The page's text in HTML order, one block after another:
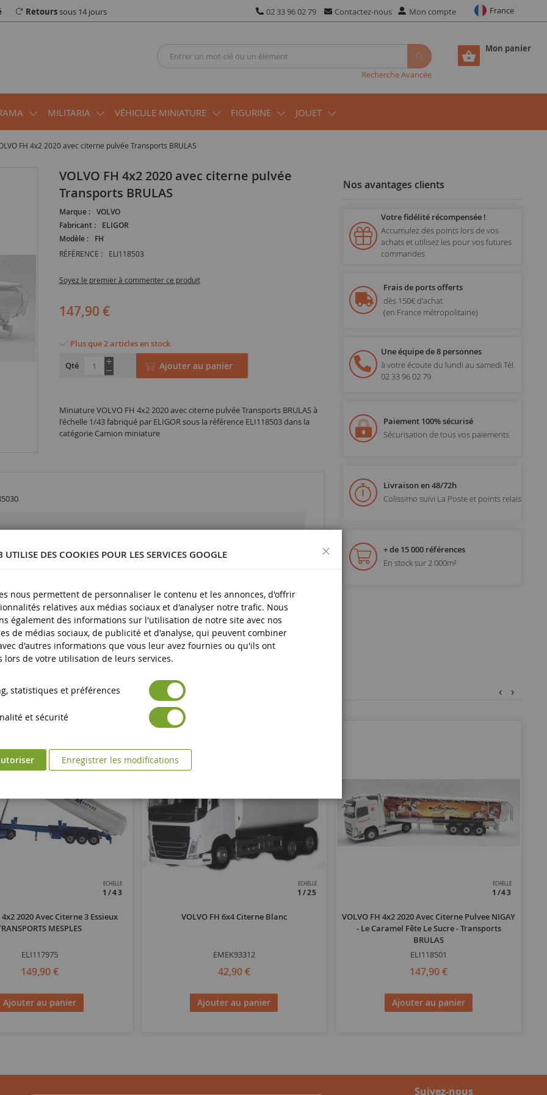
Retourssous 14 jours 02 33 96 02 79 Contactez-nous Mon compte France
Mon panier
Recherche Avancée
MILITARIA VÉHICULE MINIATURE FIGURINE JOUET
FH 4x2 2020 avec citerne pulvée Transports BRULAS
VOLVO FH 4x2 2020 avec citerne pulvée
Transports BRULAS
Marque :
VOLVO
Fabricant :
ELIGOR
Modèle :
FH
RÉFÉRENCE : ELI118503
Soyez le premier à commenter ce produit
147,90 €
Plus que 2 articles en stock
Qté
Ajouter au panier
Miniature VOLVO FH 4x2 2020 avec citerne pulvée Transports BRULAS à
l'échelle 1/43 fabriqué par ELIGOR sous la référence ELI118503 dans la
catégorie Camion miniature
Nos avantages clients
Votre fidélité récompensée !
Accumulez des points lors de vos
achats et utilisez les pour vos futures
commandes
Frais de ports offerts
dès 150€ d'achat
(en France métropolitaine)
Une équipe de 8 personnes
à votre écoute du lundi au samedi Tél.
02 33 96 02 79
Paiement 100% sécurisé
Sécurisation de tous vos paiements
Livraison en 48/72h
Colissimo suivi La Poste et points relais
+ de 15 000 références
En stock sur 2 000m²
ECHELLE
1/43
4x2 2020 Avec Citerne 3 Essieux
MESPLES
ELI117975
149,90 €
Ajouter au panier
ECHELLE
1/25
VOLVO FH 6x4 Citerne Blanc
EMEK93312
42,90 €
Ajouter au panier
ECHELLE
1/43
VOLVO FH 4x2 2020 Avec Citerne Pulvee NIGAY
- Le Caramel Fête Le Sucre - Transports
BRULAS
ELI118501
147,90 €
Ajouter au panier
‹ ›
Suivez-nous
UTILISE DES COOKIES POUR LES SERVICES GOOGLE
Fermer
nous permettent de personnaliser le contenu et les annonces, d'offrir
relatives aux médias sociaux et d'analyser notre trafic. Nous
également des informations sur l'utilisation de notre site avec nos
de médias sociaux, de publicité et d'analyse, qui peuvent combiner
d'autres informations que vous leur avez fournies ou qu'ils ont
lors de votre utilisation de leurs services.
statistiques et préférences
et sécurité
Enregistrer les modifications